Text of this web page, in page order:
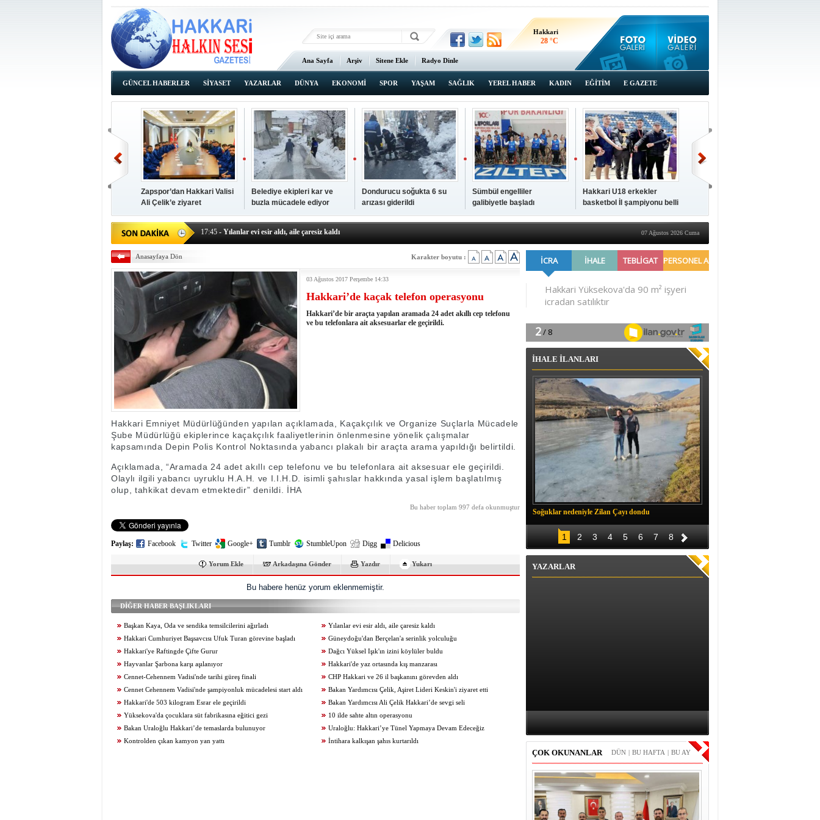
Hakkari
28 °C
Ana Sayfa Arşiv Sitene Ekle Radyo Dinle
GÜNCEL HABERLER SİYASET YAZARLAR DÜNYA EKONOMİ SPOR YAŞAM SAĞLIK YEREL HABER KADIN EĞİTİM E GAZETE
Zapspor’dan Hakkari Valisi
Ali Çelik’e ziyaret
Belediye ekipleri kar ve
buzla mücadele ediyor
Dondurucu soğukta 6 su
arızası giderildi
Sümbül engelliler
galibiyetle başladı
Hakkari U18 erkekler
basketbol İl şampiyonu belli
oldu
Toplantısı yapıldı
17:45 - Yılanlar evi esir aldı, aile çaresiz kaldı
17:43- Hakkari Cumhuriyet Başsavcısı Ufuk Turan görevine başladı
17:37- Başkan Büyüksu: Gençlerimiz için geleceğe yatırım yapıyoruz
- Hakkari'ye Raftingde Çifte Gurur
17:32
- Dağcı Yüksel Işık'ın izini köylüler buldu
17:30- Hayvanlar Şarbona karşı aşılanıyor
17:27- Hakkari'de yaz ortasında kış manzarası
19:22 - Cennet-Cehennem Vadisi'nde tarihi güreş finali
19:19
- CHP Hakkari ve 26 il başkanını görevden aldı
19:17- Cennet Cehennem Vadisi'nde şampiyonluk mücadelesi start aldı
- Bakan Yardımcısı Çelik, Aşiret Lideri Keskin'i ziyaret etti
19:10 - Hakkari'de 503 kilogram Esrar ele geçirildi
19:08 - Bakan Yardımcısı Ali Çelik Hakkari’de sevgi seli
07 Ağustos 2026 Cuma
Anasayfaya Dön Karakter boyutu :
03 Ağustos 2017 Perşembe 14:33
Hakkari’de kaçak telefon operasyonu
Hakkari’de bir araçta yapılan aramada 24 adet akıllı cep telefonu
ve bu telefonlara ait aksesuarlar ele geçirildi.
Hakkari Emniyet Müdürlüğünden yapılan açıklamada, Kaçakçılık ve Organize Suçlarla Mücadele
Şube Müdürlüğü ekiplerince kaçakçılık faaliyetlerinin önlenmesine yönelik çalışmalar
kapsamında Depin Polis Kontrol Noktasında yabancı plakalı bir araçta arama yapıldığı belirtildi.
Açıklamada, “Aramada 24 adet akıllı cep telefonu ve bu telefonlara ait aksesuar ele geçirildi.
Olaylı ilgili yabancı uyruklu H.A.H. ve I.I.H.D. isimli şahıslar hakkında yasal işlem başlatılmış
olup, tahkikat devam etmektedir” denildi. İHA
Bu haber toplam 997 defa okunmuştur
Paylaş: Facebook Twitter Google+ Tumblr StumbleUpon Digg Delicious
Yorum Ekle Arkadaşına Gönder Yazdır Yukarı
Bu habere henüz yorum eklenmemiştir.
DİĞER HABER BAŞLIKLARI
Başkan Kaya, Oda ve sendika temsilcilerini ağırladı
Yılanlar evi esir aldı, aile çaresiz kaldı
Hakkari Cumhuriyet Başsavcısı Ufuk Turan görevine başladı
Güneydoğu'dan Berçelan'a serinlik yolculuğu
Hakkari'ye Raftingde Çifte Gurur
Dağcı Yüksel Işık'ın izini köylüler buldu
Hayvanlar Şarbona karşı aşılanıyor
Hakkari'de yaz ortasında kış manzarası
Cennet-Cehennem Vadisi'nde tarihi güreş finali
CHP Hakkari ve 26 il başkanını görevden aldı
Cennet Cehennem Vadisi'nde şampiyonluk mücadelesi start aldı
Bakan Yardımcısı Çelik, Aşiret Lideri Keskin'i ziyaret etti
Hakkari'de 503 kilogram Esrar ele geçirildi
Bakan Yardımcısı Ali Çelik Hakkari’de sevgi seli
Yüksekova'da çocuklara süt fabrikasına eğitici gezi
10 ilde sahte altın operasyonu
Bakan Uraloğlu Hakkari’de temaslarda bulunuyor
Uraloğlu: Hakkari’ye Tünel Yapmaya Devam Edeceğiz
Kontrolden çıkan kamyon yan yattı
İntihara kalkışan şahıs kurtarıldı
İHALE İLANLARI
Soğuklar nedeniyle Zilan Çayı dondu
1 2 3 4 5 6 7 8
YAZARLAR
ÇOK OKUNANLAR BU AY
|
BU HAFTA
|
DÜN